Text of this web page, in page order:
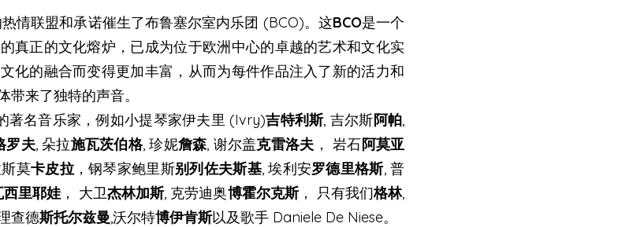
情联盟和承诺催生了布鲁塞尔室内乐团 (BCO)。这BCO是一个
真正的文化熔炉，已成为位于欧洲中心的卓越的艺术和文化实
化的融合而变得更加丰富，从而为每件作品注入了新的活力和
来了独特的声音。
著名音乐家，例如小提琴家伊夫里 (Ivry)吉特利斯, 吉尔斯阿帕,
罗夫, 朵拉施瓦茨伯格, 珍妮詹森, 谢尔盖克雷洛夫 ， 岩石阿莫亚
莫卡皮拉，钢琴家鲍里斯别列佐夫斯基, 埃利安罗德里格斯, 普
西里耶娃， 大卫杰林加斯, 克劳迪奥博霍尔克斯， 只有我们格林,
查德斯托尔兹曼,沃尔特博伊肯斯以及歌手 Daniele De Niese。